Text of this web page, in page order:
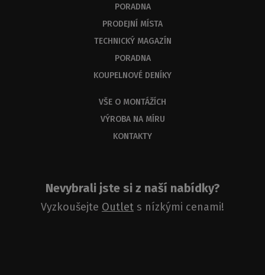
PORADNA
PRODEJNÍ MÍSTA
TECHNICKÝ MAGAZÍN
PORADNA
KOUPELNOVÉ DENÍKY
VŠE O MONTÁŽÍCH
VÝROBA NA MÍRU
KONTAKTY
Nevybrali jste si z naší nabídky?
Vyzkoušejte Outlet s nízkými cenami!